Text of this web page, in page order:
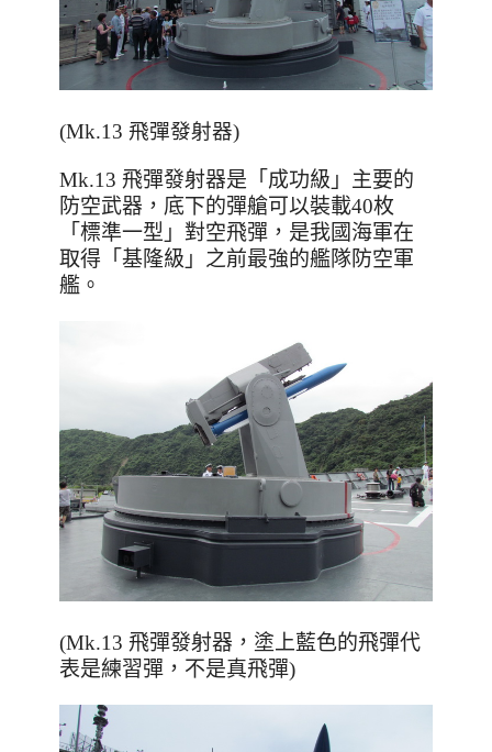
(Mk.13 飛彈發射器)
Mk.13 飛彈發射器是 「成功級」主要的
防空武器，底下的彈艙可以裝載40枚
「標準一型」對空飛彈，是我國海軍在
取得 「基隆級」之前最強的艦隊防空軍
艦。
(Mk.13 飛彈發射器，塗上藍色的飛彈代
表是練習彈，不是真飛彈)